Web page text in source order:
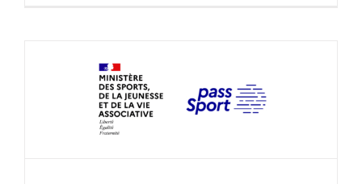
Pass Sport 2025 : Suspension temporaire
de la saisie des codes pass Sport